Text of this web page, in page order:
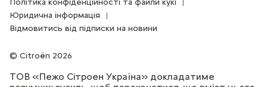
Citroën 2026
Юридична інформація
Відмовитись від підписки на новини
ТОВ «Пежо Сітроен Україна» докладатиме